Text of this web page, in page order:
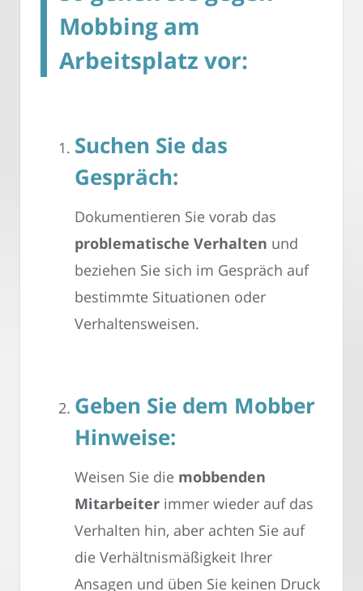
Mobbing am
Arbeitsplatz vor:
Suchen Sie das
Gespräch:
Dokumentieren Sie vorab das
problematische Verhalten und
beziehen Sie sich im Gespräch auf
bestimmte Situationen oder
Verhaltensweisen.
Geben Sie dem Mobber
Hinweise:
Weisen Sie die mobbenden
Mitarbeiter immer wieder auf das
Verhalten hin, aber achten Sie auf
die Verhältnismäßigkeit Ihrer
Ansagen und üben Sie keinen Druck